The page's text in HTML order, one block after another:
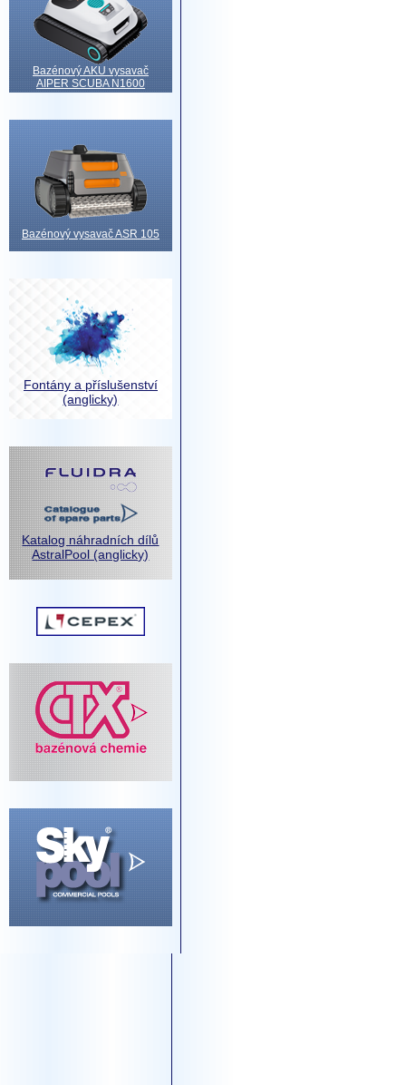
Bazénový AKU vysavač
AIPER SCUBA N1600
Bazénový vysavač ASR 105
Fontány a příslušenství
(anglicky)
Katalog náhradních dílů
AstralPool (anglicky)